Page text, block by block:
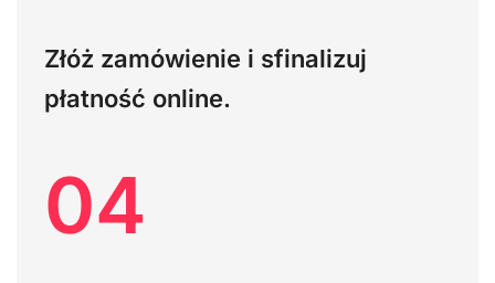
Złóż zamówienie i sfinalizuj
płatność online.
04